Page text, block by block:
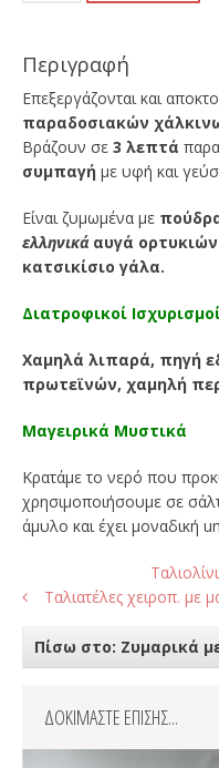
Περιγραφή
Επεξεργάζονται και
παραδοσιακών
Βράζουν σε 3 λεπτά
συμπαγή με υφή και
Είναι ζυμωμένα με
ελληνικά αυγά ορτυκιών
κατσικίσιο γάλα.
Διατροφικοί
Χαμηλά λιπαρά, πηγή
πρωτεϊνών, χαμηλή
Μαγειρικά Μυστικά
Κρατάμε το νερό που
χρησιμοποιήσουμε σε
άμυλο και έχει μοναδική
Ταλιατέλες χειροπ. με
Πίσω στο: Ζυμαρικά
ΔΟΚΙΜΑΣΤΕ ΕΠΙΣΗΣ...